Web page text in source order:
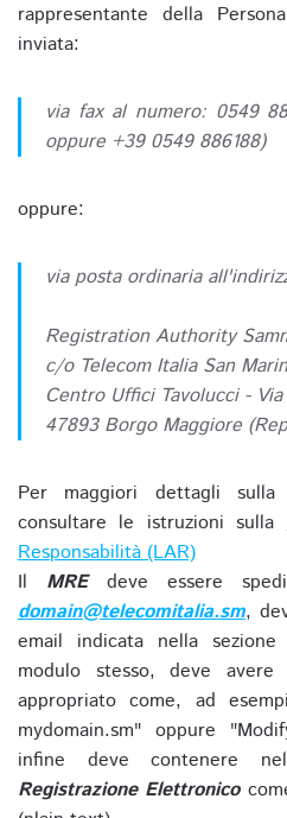
rappresentante della
inviata:
via fax al numero: 0549
oppure +39 0549 886188)
oppure:
via posta ordinaria
Registration Authority
c/o Telecom Italia San
Centro Uffici Tavolucci -
47893 Borgo Maggiore
Per maggiori dettagli sulla
consultare le istruzioni sulla
Responsabilità (LAR)
Il MREdeve essere
domain@telecomitalia.sm,
email indicata nella sezione
modulo stesso, deve
appropriato come, ad
mydomain.sm" oppure
infine deve contenere
Registrazione Elettronico